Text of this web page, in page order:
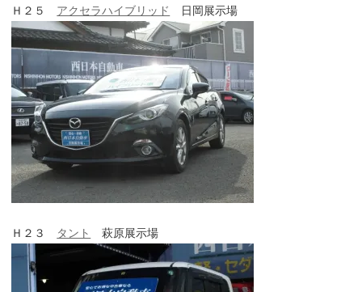
Ｈ２５ アクセラハイブリッド 日岡展示場
Ｈ２３ タント 萩原展示場